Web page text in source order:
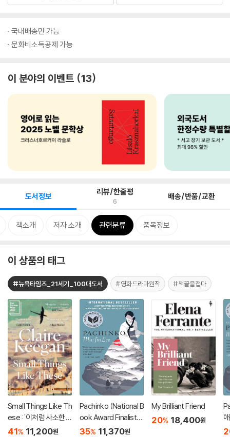
국내배송만 가능
문화비소득공제 가능
이 분야의 이벤트 13
도서정보 리뷰/한줄평
6 배송/반품/교환
책소개 저자 소개 관련분류 품목정보
이 상품의 태그
#뉴욕타임즈_21세기_100대도서 #영화드라마원작 #책끝을접다
Small Things Like Th
ese : '이처럼 사소한
것들' 원서
41% 11,200원
Pachinko (National B
ook Award Finalist) :
애플TV 드라마 '파친
35% 11,370원
My Brilliant Friend
20% 18,400원